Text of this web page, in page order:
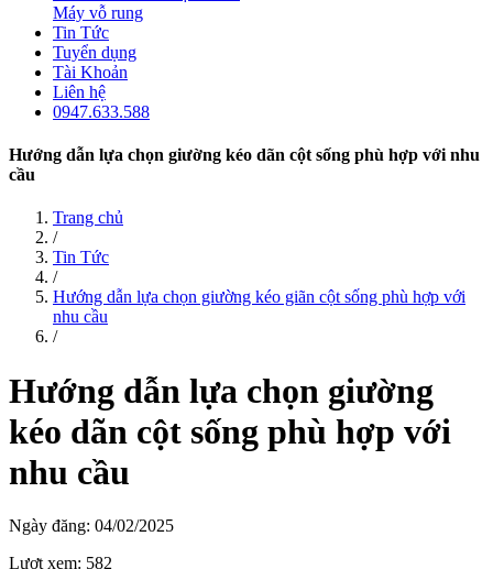
Máy vỗ rung
Tin Tức
Tuyển dụng
Tài Khoản
Liên hệ
0947.633.588
Hướng dẫn lựa chọn giường kéo dãn cột sống phù hợp với nhu
cầu
Trang chủ
/
Tin Tức
/
Hướng dẫn lựa chọn giường kéo giãn cột sống phù hợp với
nhu cầu
/
Hướng dẫn lựa chọn giường
kéo dãn cột sống phù hợp với
nhu cầu
Ngày đăng: 04/02/2025
Lượt xem: 582